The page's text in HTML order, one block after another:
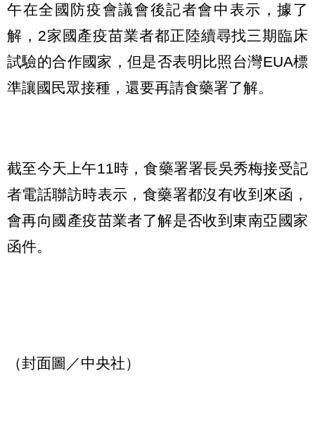
午在全國防疫會議會後記者會中表示，據了
解，2家國產疫苗業者都正陸續尋找三期臨床
試驗的合作國家，但是否表明比照台灣EUA標
準讓國民眾接種，還要再請食藥署了解。
截至今天上午11時，食藥署署長吳秀梅接受記
者電話聯訪時表示，食藥署都沒有收到來函，
會再向國產疫苗業者了解是否收到東南亞國家
函件。
（封面圖／中央社）